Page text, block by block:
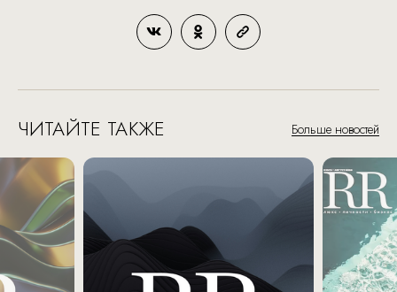
ЧИТАЙТЕ ТАКЖЕ Больше новостей